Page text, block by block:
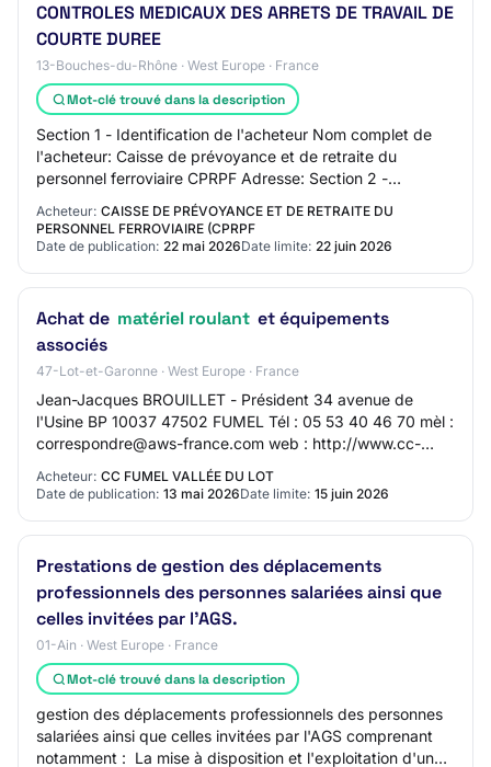
CONTROLES MEDICAUX DES ARRETS DE TRAVAIL DE
COURTE DUREE
13-Bouches-du-Rhône · West Europe · France
Mot-clé trouvé dans la description
Section 1 - Identification de l'acheteur Nom complet de
l'acheteur: Caisse de prévoyance et de retraite du
personnel ferroviaire CPRPF Adresse: Section 2 -
Communication Nom du contact: N/C Adresse m…
Acheteur: CAISSE DE PRÉVOYANCE ET DE RETRAITE DU
PERSONNEL FERROVIAIRE (CPRPF
Date de publication: 22 mai 2026Date limite: 22 juin 2026
Achat de matériel roulant et équipements
associés
47-Lot-et-Garonne · West Europe · France
Jean-Jacques BROUILLET - Président 34 avenue de
l'Usine BP 10037 47502 FUMEL Tél : 05 53 40 46 70 mèl :
correspondre@aws-france.com web : http://www.cc-
dufumelois.com/ SIRET 20006893000094 Type de po…
Acheteur: CC FUMEL VALLÉE DU LOT
Date de publication: 13 mai 2026Date limite: 15 juin 2026
Prestations de gestion des déplacements
professionnels des personnes salariées ainsi que
celles invitées par l'AGS.
01-Ain · West Europe · France
Mot-clé trouvé dans la description
gestion des déplacements professionnels des personnes
salariées ainsi que celles invitées par l'AGS comprenant
notamment :  La mise à disposition et l'exploitation d'une